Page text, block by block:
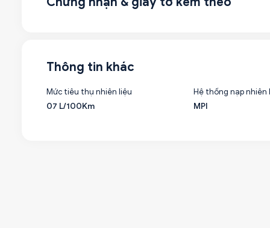
Thông tin khác
Mức tiêu thụ nhiên liệu
07 L/100Km
Hệ thống nạp nhiên
MPI